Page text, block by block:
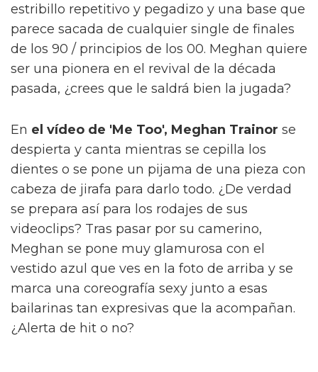
estribillo repetitivo y pegadizo y una base que
parece sacada de cualquier single de finales
de los 90 / principios de los 00. Meghan quiere
ser una pionera en el revival de la década
pasada, ¿crees que le saldrá bien la jugada?
En el vídeo de 'Me Too', Meghan Trainor se
despierta y canta mientras se cepilla los
dientes o se pone un pijama de una pieza con
cabeza de jirafa para darlo todo. ¿De verdad
se prepara así para los rodajes de sus
videoclips? Tras pasar por su camerino,
Meghan se pone muy glamurosa con el
vestido azul que ves en la foto de arriba y se
marca una coreografía sexy junto a esas
bailarinas tan expresivas que la acompañan.
¿Alerta de hit o no?